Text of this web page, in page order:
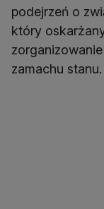
podejrzeń o
który
zamachu stanu.